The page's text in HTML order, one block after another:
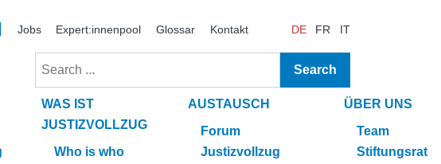
Jobs Expert:innenpool Glossar Kontakt DE FR IT
Search
WAS IST
JUSTIZVOLLZUG
Who is who
AUSTAUSCH
Forum
Justizvollzug
ÜBER UNS
Team
Stiftungsrat